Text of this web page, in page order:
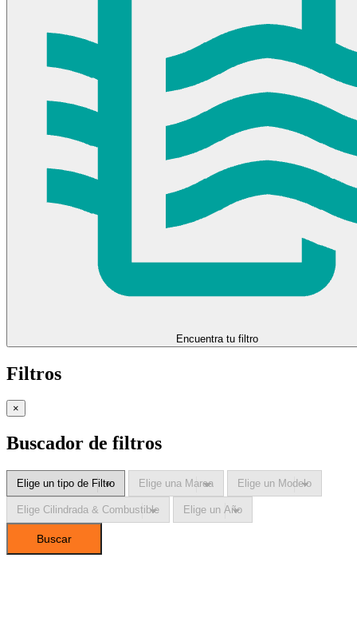
Sucursales
Seguimiento de pedidos
¿Quieres trabajar en Antumalal?
Regístrate como Mayorista
Encuentra tu filtro
Filtros
×
Buscador de filtros
Buscar